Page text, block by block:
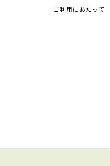
ご利用にあたって